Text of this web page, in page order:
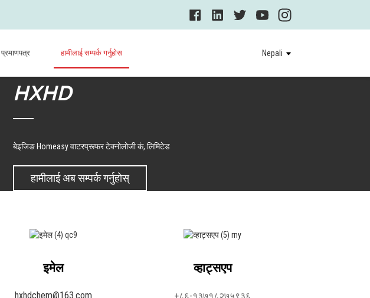
प्रमाणपत्र हामीलाई सम्पर्क गर्नुहोस Nepali
HXHD
बेइजिङ Homeasy वाटरप्रूफर टेक्नोलोजी कं, लिमिटेड
हामीलाई अब सम्पर्क गर्नुहोस्
इमेल
hxhdchem@163.com
व्हाट्सएप